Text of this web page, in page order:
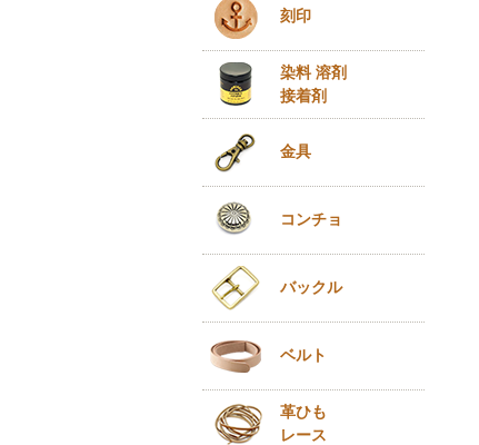
刻印
染料 溶剤
接着剤
金具
コンチョ
バックル
ベルト
革ひも
レース